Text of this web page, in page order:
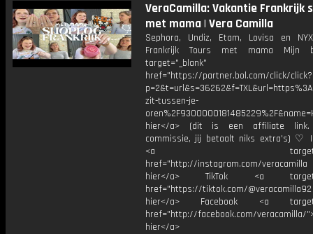
VeraCamilla: Vakantie Frankrijk
met mama | Vera Camilla
Sephora, Undiz, Etam, Lovisa en
Frankrijk Tours met mama Mijn
target="_blank"
href="https://partner.bol.com/click/click?
zit-tussen-je-
hier</a> (dit is een affiliate
commissie, jij betaalt niks extra's) ♡
<a
href="http://instagram.com/
hier</a> TikTok <a
href="https://tiktok.com/
hier</a> Facebook <a
href="http://facebook.com/veracamilla/
hier</a>